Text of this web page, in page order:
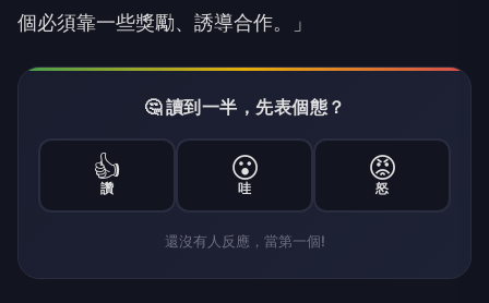
個必須靠一些獎勵、誘導合作。」
🤔 讀到一半，先表個態？
👍
讚
😮
哇
😡
怒
還沒有人反應，當第一個!